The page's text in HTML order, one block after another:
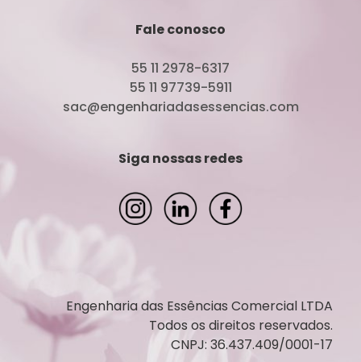
Fale conosco
55 11 2978-6317
55 11 97739-5911
sac@engenhariadasessencias.com
Siga nossas redes
Engenharia das Essências Comercial LTDA
Todos os direitos reservados.
CNPJ: 36.437.409/0001-17